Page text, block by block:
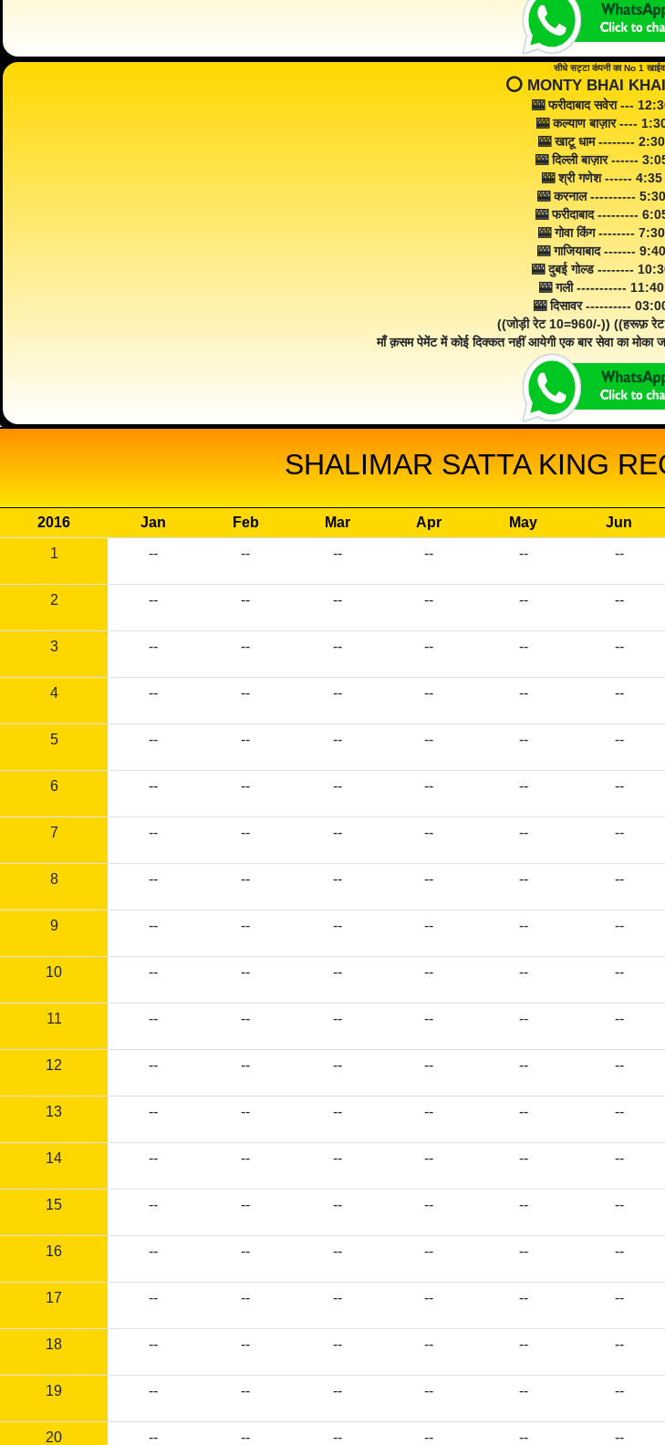
सीधे सट्टा कंपनी का No 1
⭕️ MONTY BHAI
🎰 फरीदाबाद सवेरा ---
🎰 कल्याण बाज़ार ----
🎰 खाटू धाम --------
🎰 दिल्ली बाज़ार ------
🎰 श्री गणेश ------ 4:35
🎰 करनाल ----------
🎰 फरीदाबाद ---------
🎰 गोवा किंग --------
🎰 गाजियाबाद -------
🎰 दुबई गोल्ड --------
🎰 गली -----------
🎰 दिसावर ----------
((जोड़ी रेट 10=960/-)) ((हरूफ़
माँ क़सम पेमेंट में कोई दिक्कत नहीं आयेगी एक बार सेवा का मोका
SHALIMAR SATTA KING
2016 Jan Feb Mar Apr May Jun
1
-- -- -- -- -- --
2 -- -- -- -- -- --
3 -- -- -- -- -- --
4 -- -- -- -- -- --
5 -- -- -- -- -- --
6 -- -- -- -- -- --
7 -- -- -- -- -- --
8 -- -- -- -- -- --
9 -- -- -- -- -- --
10 -- -- -- -- -- --
11 -- -- -- -- -- --
12 -- -- -- -- -- --
13 -- -- -- -- -- --
14 -- -- -- -- -- --
15 -- -- -- -- -- --
16 -- -- -- -- -- --
17 -- -- -- -- -- --
18 -- -- -- -- -- --
19 -- -- -- -- -- --
20 -- -- -- -- -- --